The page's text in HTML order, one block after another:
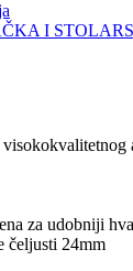
I
za udobniji
čeljusti 24mm